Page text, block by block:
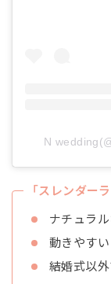
N
「スレンダー
ナチュラ
動きやす
結婚式以